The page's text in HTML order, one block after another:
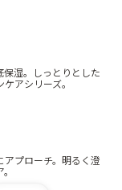
湿。しっとりとした
アシリーズ。
プローチ。明るく澄